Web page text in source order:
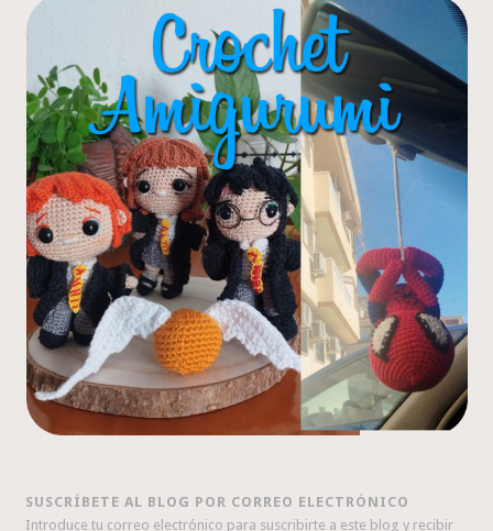
SUSCRÍBETE AL BLOG POR CORREO ELECTRÓNICO
Introduce tu correo electrónico para suscribirte a este blog y recibir